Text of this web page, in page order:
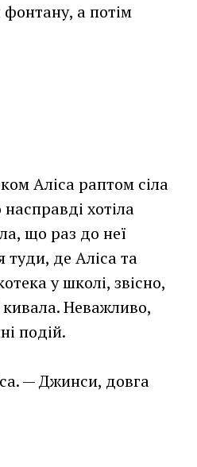
фонтану, а потім
Аліса раптом сіла
хотіла
що раз до неї
туди, де Аліса та
у школі, звісно,
кивала. Неважливо,
подій.
— Джинси, довга